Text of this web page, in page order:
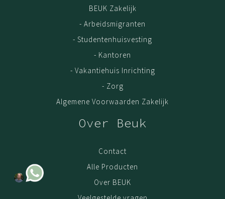
BEUK Zakelijk
- Arbeidsmigranten
- Studentenhuisvesting
- Kantoren
- Vakantiehuis Inrichting
- Zorg
Algemene Voorwaarden Zakelijk
Over Beuk
Contact
Alle Producten
Over BEUK